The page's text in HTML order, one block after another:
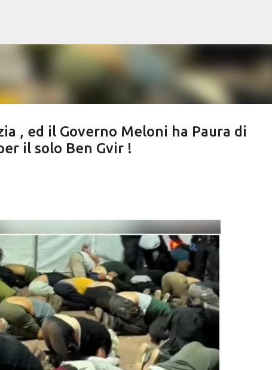
, ed il Governo Meloni ha Paura di
il solo Ben Gvir !